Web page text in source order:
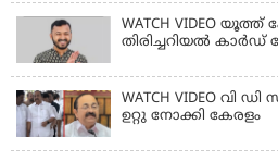
WATCH VIDEO
തിരിച്ചറിയൽ
WATCH VIDEO വി
ഉറ്റു നോക്കി കേരളം